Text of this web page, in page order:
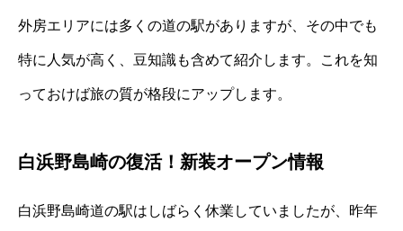
外房エリアには多くの道の駅がありますが、その中でも
特に人気が高く、豆知識も含めて紹介します。これを知
っておけば旅の質が格段にアップします。
白浜野島崎の復活！新装オープン情報
白浜野島崎道の駅はしばらく休業していましたが、昨年